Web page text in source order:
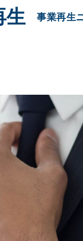
生 事業再生